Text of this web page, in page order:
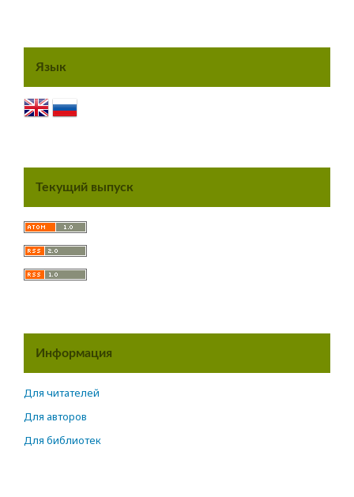
Язык
Текущий выпуск
Информация
Для читателей
Для авторов
Для библиотек